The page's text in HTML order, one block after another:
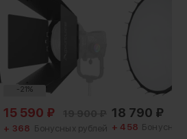
-21%
15 590 ₽
+ 368 Бонусных рублей
18 790 ₽
+ 458 Бонусных